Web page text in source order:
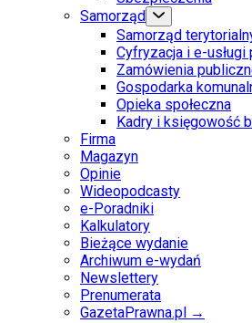
Samorząd
Samorząd
Cyfryzacja i e-usługi
Zamówienia
Gospodarka
Opieka społeczna
Kadry i księgowość
Firma
Magazyn
Opinie
Wideopodcasty
e-Poradniki
Kalkulatory
Bieżące wydanie
Archiwum e-wydań
Newslettery
Prenumerata
GazetaPrawna.pl →